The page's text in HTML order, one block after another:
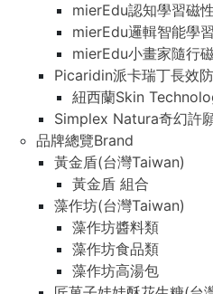
mierEdu認知學習磁
mierEdu邏輯智能學
mierEdu小畫家隨行
Picaridin派卡瑞丁長效
紐西蘭Skin
Simplex Natura奇幻許
品牌總覽Brand
黃金盾(台灣Taiwan)
黃金盾 組合
藻作坊(台灣Taiwan)
藻作坊醬料類
藻作坊食品類
藻作坊高湯包